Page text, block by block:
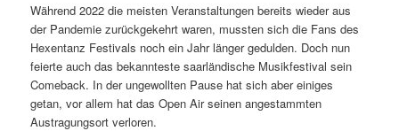
Während 2022 die meisten Veranstaltungen bereits wieder aus
der Pandemie zurückgekehrt waren, mussten sich die Fans des
Hexentanz Festivals noch ein Jahr länger gedulden. Doch nun
feierte auch das bekannteste saarländische Musikfestival sein
Comeback. In der ungewollten Pause hat sich aber einiges
getan, vor allem hat das Open Air seinen angestammten
Austragungsort verloren.